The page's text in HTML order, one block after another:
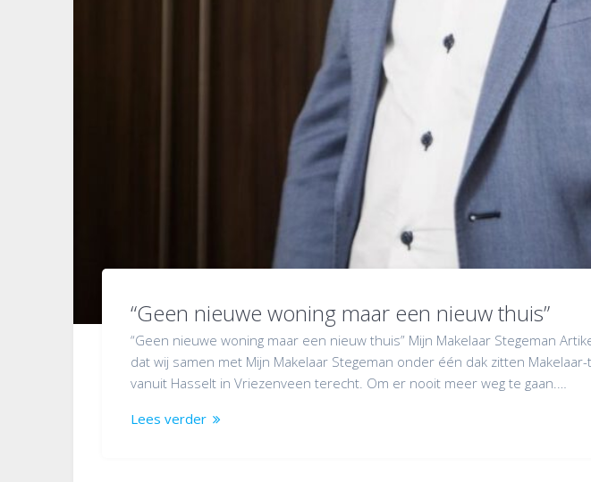
“Geen nieuwe woning maar een nieuw thuis”
“Geen nieuwe woning maar een nieuw thuis” Mijn Makelaar Stegeman
dat wij samen met Mijn Makelaar Stegeman onder één dak zitten
vanuit Hasselt in Vriezenveen terecht. Om er nooit meer weg te gaan.…
Lees verder